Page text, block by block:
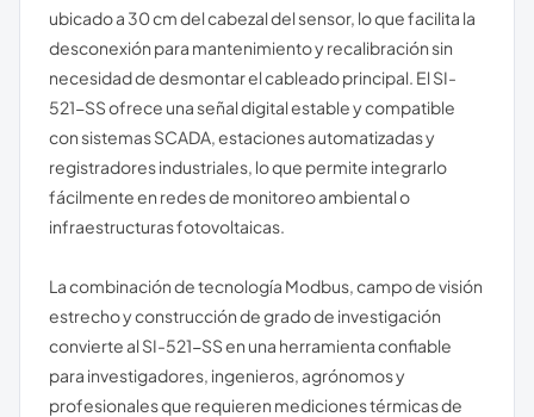
ubicado a 30 cm del cabezal del sensor, lo que facilita la
desconexión para mantenimiento y recalibración sin
necesidad de desmontar el cableado principal. El SI-
521-SS ofrece una señal digital estable y compatible
con sistemas SCADA, estaciones automatizadas y
registradores industriales, lo que permite integrarlo
fácilmente en redes de monitoreo ambiental o
infraestructuras fotovoltaicas.
La combinación de tecnología Modbus, campo de visión
estrecho y construcción de grado de investigación
convierte al SI-521-SS en una herramienta confiable
para investigadores, ingenieros, agrónomos y
profesionales que requieren mediciones térmicas de